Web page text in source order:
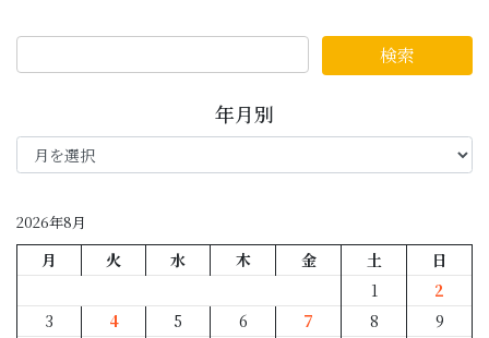
年月別
年
月
2026年8月
月 火 水 木 金 土
日
1
2
3
4 5 6 7 8
9